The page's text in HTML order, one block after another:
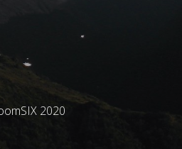
2020